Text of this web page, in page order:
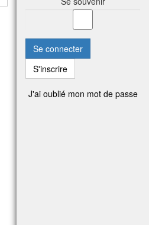
Se connecter
S'inscrire
J'ai oublié mon mot de passe